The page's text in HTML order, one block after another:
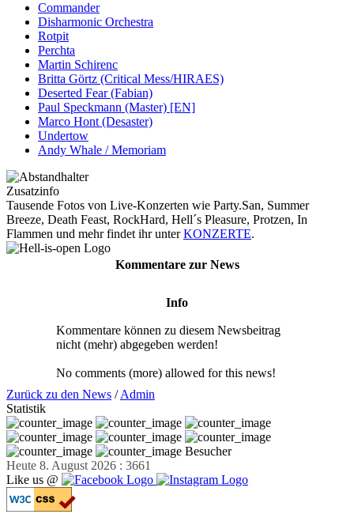
Commander
Disharmonic Orchestra
Rotpit
Perchta
Martin Schirenc
Britta Görtz (Critical Mess/HIRAES)
Deserted Fear (Fabian)
Paul Speckmann (Master) [EN]
Marco Hont (Desaster)
Undertow
Andy Whale / Memoriam
Zusatzinfo
Tausende Fotos von Live-Konzerten wie Party.San, Summer
Breeze, Death Feast, RockHard, Hell´s Pleasure, Protzen, In
Flammen und mehr findet ihr unterKONZERTE.
Kommentare zur News
Info
Kommentare können zu diesem Newsbeitrag
nicht (mehr) abgegeben werden!
No comments (more) allowed for this news!
Zurück zu den News /Admin
Statistik
Besucher
Heute 8. August 2026 : 3661
Like us @